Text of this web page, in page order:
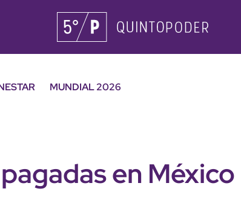
MUNDIAL 2026
en México